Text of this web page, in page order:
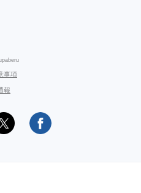
事項
報